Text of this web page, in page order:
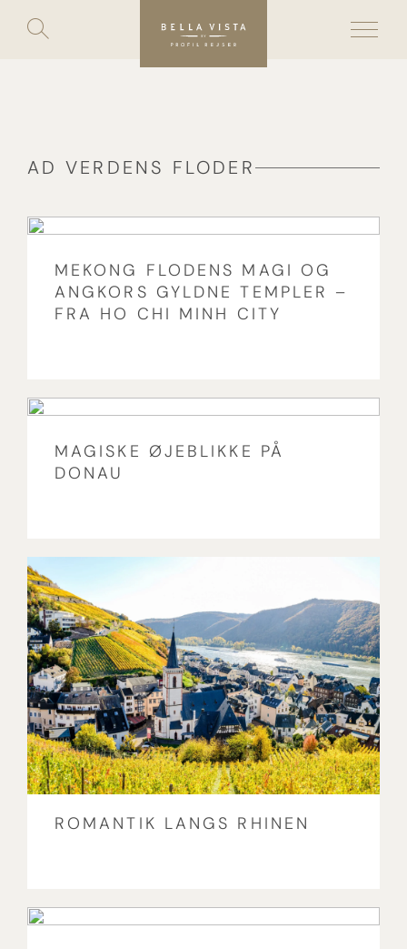
Skip
Toggle
search
AD VERDENS FLODER
MEKONG FLODENS MAGI OG
ANGKORS GYLDNE TEMPLER –
FRA HO CHI MINH CITY
MAGISKE ØJEBLIKKE PÅ
DONAU
ROMANTIK LANGS RHINEN